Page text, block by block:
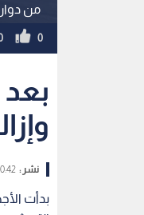
من دوار
0
بعد
نشر :2019/8/25
بدأت